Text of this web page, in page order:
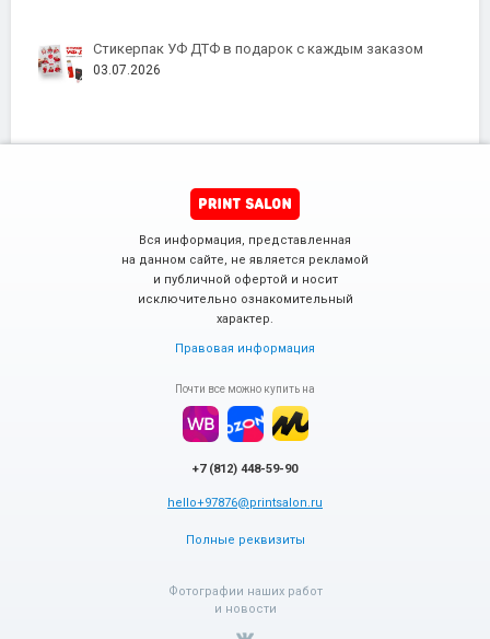
Стикерпак УФ ДТФ в подарок с каждым заказом
03.07.2026
Вся информация, представленная
на данном сайте, не является рекламой
и публичной офертой и носит
исключительно ознакомительный
характер.
Правовая информация
Почти все можно купить на
+7 (812) 448-59-90
hello+97876@printsalon.ru
Полные реквизиты
Фотографии наших работ
и новости